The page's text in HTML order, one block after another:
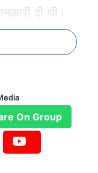
दी थी।
और पत्नी
बाद भी आरोपी
On Group